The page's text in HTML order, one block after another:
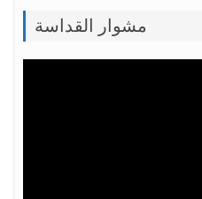
مشوار القداسة